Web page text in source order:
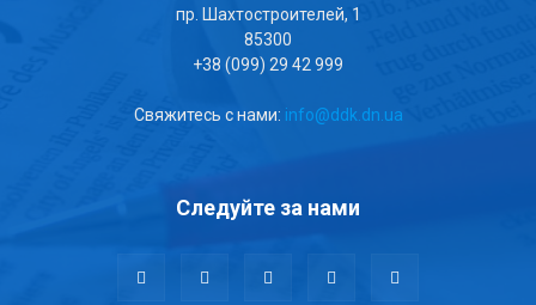
пр. Шахтостроителей, 1
85300
+38 (099) 29 42 999
Свяжитесь с нами: info@ddk.dn.ua
Следуйте за нами